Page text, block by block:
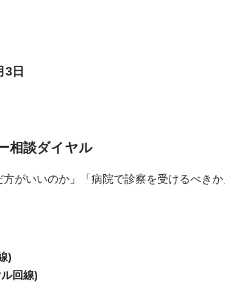
3日
相談ダイヤル
がいいのか」「病院で診察を受けるべきか
)
回線)